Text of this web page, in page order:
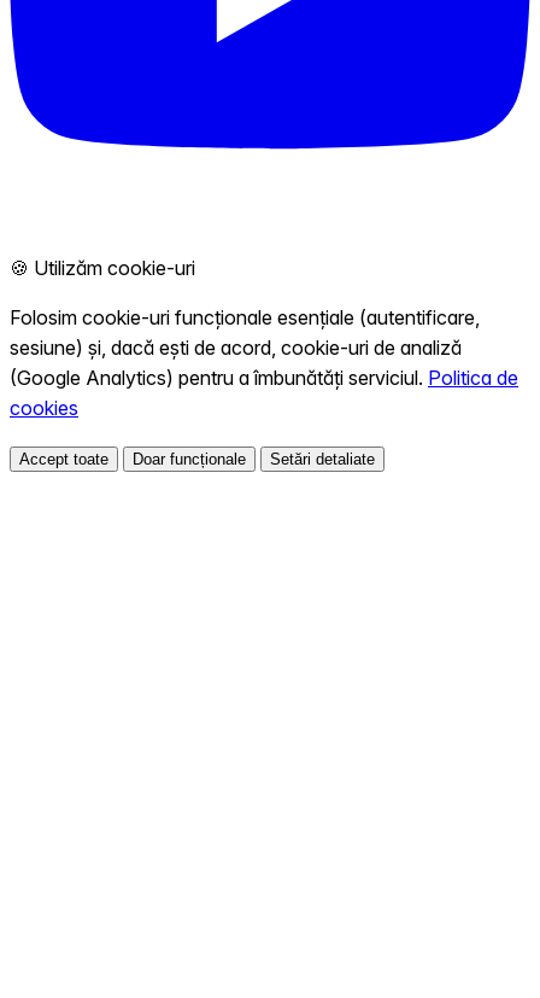
🍪 Utilizăm cookie-uri
Folosim cookie-uri funcționale esențiale (autentificare,
sesiune) și, dacă ești de acord, cookie-uri de analiză
(Google Analytics) pentru a îmbunătăți serviciul. Politica de
cookies
Accept toate Doar funcționale Setări detaliate